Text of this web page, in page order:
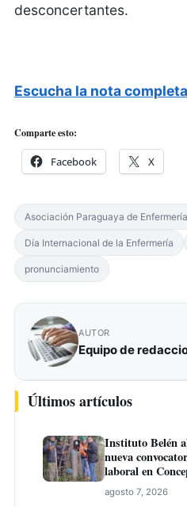
desconcertantes.
Escucha la nota
Comparte esto:
Facebook X
Asociación Paraguaya de Enfermería
Día Internacional de la Enfermería
pronunciamiento
AUTOR
Equipo de
Últimos artículos
Instituto Belén
nueva
laboral en
agosto 7, 2026